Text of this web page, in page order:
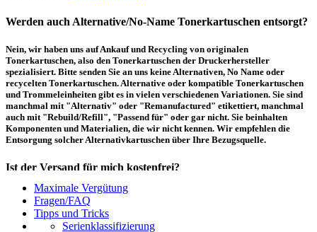
Werden auch Alternative/No-Name Tonerkartuschen entsorgt?
Nein, wir haben uns auf Ankauf und Recycling von originalen
Tonerkartuschen, also den Tonerkartuschen der Druckerhersteller
spezialisiert. Bitte senden Sie an uns keine Alternativen, No Name oder
recycelten Tonerkartuschen. Alternative oder kompatible Tonerkartuschen
und Trommeleinheiten gibt es in vielen verschiedenen Variationen. Sie sind
manchmal mit "Alternativ" oder "Remanufactured" etikettiert, manchmal
auch mit "Rebuild/Refill", "Passend für" oder gar nicht. Sie beinhalten
Komponenten und Materialien, die wir nicht kennen. Wir empfehlen die
Entsorgung solcher Alternativkartuschen über Ihre Bezugsquelle.
Ist der Versand für mich kostenfrei?
Ein kostenfreier, innerdeutscher Versand (Paketmarke bzw.
Palettenabholung) ist erst ab einem Ankaufswert von 30,00€ pro Paket bzw.
150,00€ pro Palette möglich. Unter diesen Werten belaufen sich die
Rücksendekosten auf 7,14€ pro Paket bzw. 59,50€ pro Palette (inkl. MwSt.).
Maximale Vergütung
Fragen/FAQ
Tipps und Tricks
Serienklassifizierung